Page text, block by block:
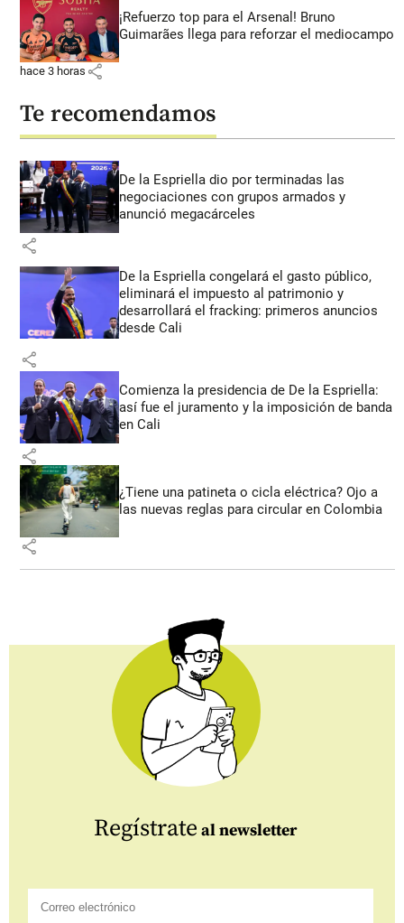
¡Refuerzo top para el Arsenal! Bruno
Guimarães llega para reforzar el mediocampo
hace 3 horas share
Te recomendamos
De la Espriella dio por terminadas las
negociaciones con grupos armados y
anunció megacárceles
share
De la Espriella congelará el gasto público,
eliminará el impuesto al patrimonio y
desarrollará el fracking: primeros anuncios
desde Cali
share
Comienza la presidencia de De la Espriella:
así fue el juramento y la imposición de banda
en Cali
share
¿Tiene una patineta o cicla eléctrica? Ojo a
las nuevas reglas para circular en Colombia
share
Regístrate al newsletter